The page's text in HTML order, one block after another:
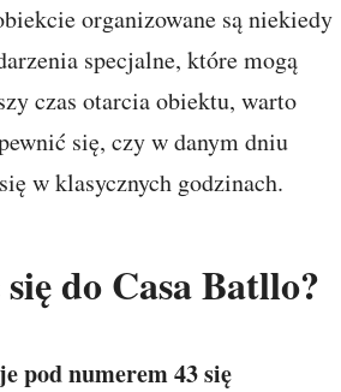
organizowane są niekiedy
specjalne, które mogą
czas otarcia obiektu, warto
się, czy w danym dniu
w klasycznych godzinach.
do Casa Batllo?
pod numerem 43 się